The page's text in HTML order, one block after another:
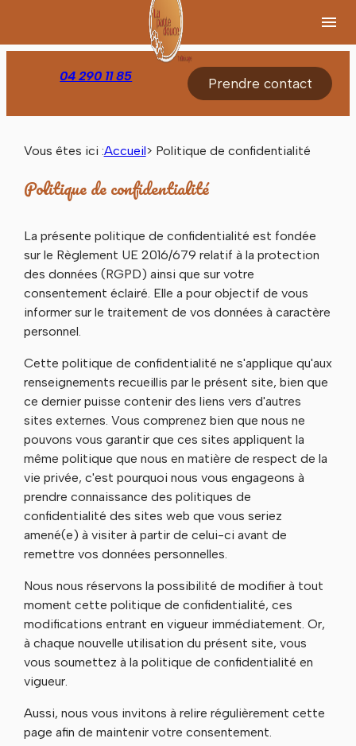
menu
04 290 11 85 Prendre contact
Vous êtes ici :Accueil> Politique de confidentialité
Politique de confidentialité
La présente politique de confidentialité est fondée
sur le Règlement UE 2016/679 relatif à la protection
des données (RGPD) ainsi que sur votre
consentement éclairé. Elle a pour objectif de vous
informer sur le traitement de vos données à caractère
personnel.
Cette politique de confidentialité ne s'applique qu'aux
renseignements recueillis par le présent site, bien que
ce dernier puisse contenir des liens vers d'autres
sites externes. Vous comprenez bien que nous ne
pouvons vous garantir que ces sites appliquent la
même politique que nous en matière de respect de la
vie privée, c'est pourquoi nous vous engageons à
prendre connaissance des politiques de
confidentialité des sites web que vous seriez
amené(e) à visiter à partir de celui-ci avant de
remettre vos données personnelles.
Nous nous réservons la possibilité de modifier à tout
moment cette politique de confidentialité, ces
modifications entrant en vigueur immédiatement. Or,
à chaque nouvelle utilisation du présent site, vous
vous soumettez à la politique de confidentialité en
vigueur.
Aussi, nous vous invitons à relire régulièrement cette
page afin de maintenir votre consentement.
Panneau de gestion des cookies